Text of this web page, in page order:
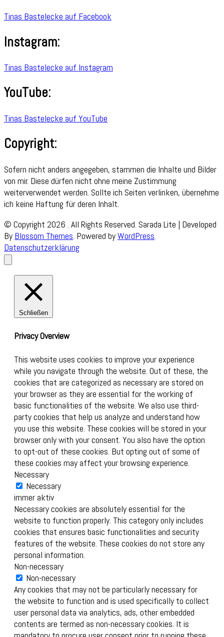
Tinas Bastelecke auf Facebook
Instagram:
Tinas Bastelecke auf Instagram
YouTube:
Tinas Bastelecke auf YouTube
Copyright:
Sofern nicht anders angegeben, stammen die Inhalte und Bilder
von mir. Diese dürfen nicht ohne meine Zustimmung
weiterverwendet werden. Sollte ich Seiten verlinken, übernehme
ich keine Haftung für deren Inhalt.
© Copyright 2026 . All Rights Reserved. Sarada Lite | Developed
By Blossom Themes. Powered byWordPress.
Datenschutzerklärung
Schließen
Privacy Overview
This website uses cookies to improve your experience
while you navigate through the website. Out of these, the
cookies that are categorized as necessary are stored on
your browser as they are essential for the working of
basic functionalities of the website. We also use third-
party cookies that help us analyze and understand how
you use this website. These cookies will be stored in your
browser only with your consent. You also have the option
to opt-out of these cookies. But opting out of some of
these cookies may affect your browsing experience.
Necessary
Necessary
immer aktiv
Necessary cookies are absolutely essential for the
website to function properly. This category only includes
cookies that ensures basic functionalities and security
features of the website. These cookies do not store any
personal information.
Non-necessary
Non-necessary
Any cookies that may not be particularly necessary for
the website to function and is used specifically to collect
user personal data via analytics, ads, other embedded
contents are termed as non-necessary cookies. It is